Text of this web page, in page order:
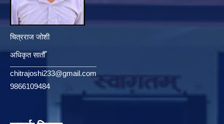
चित्रराज जोशी
अधिकृत सातौँ
chitrajoshi233@gmail.com
9866109484